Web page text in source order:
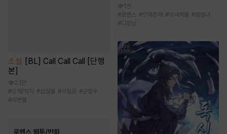
소설 [BL] Call Call Call [단행
본]
2.1만
#오해/착각 #삽질물 #까칠공 #군림수
#리맨물
로맨스 웹툰/만화
1천
#로맨스 #인외존재 #이세계물 #평범녀
#다정남